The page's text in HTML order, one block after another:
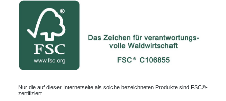
Nur die auf dieser Internetseite als solche bezeichneten Produkte sind FSC®-
zertifiziert.